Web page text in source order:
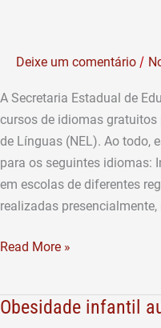
Deixe um comentário /
A Secretaria Estadual de
cursos de idiomas gratuitos
de Línguas (NEL). Ao todo,
para os seguintes idiomas:
em escolas de diferentes
realizadas
oferecem
mais
3
de
Read More »
Obesidade infantil
Obesidade